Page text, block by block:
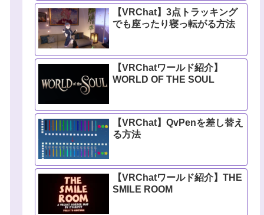
【VRChat】3点トラッキング
でも座ったり寝っ転がる方法
【VRChatワールド紹介】
WORLD OF THE SOUL
【VRChat】QvPenを差し替え
る方法
【VRChatワールド紹介】THE
SMILE ROOM